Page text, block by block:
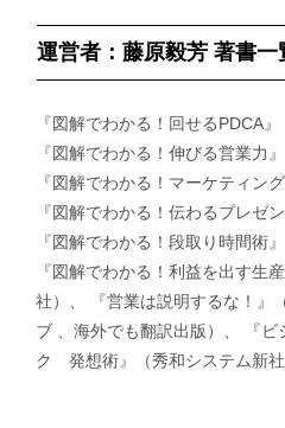
運営者：藤原毅芳 著書一
『図解でわかる！回せるPDCA
『図解でわかる！伸びる営業力
『図解でわかる！マーケティン
『図解でわかる！伝わるプレゼ
『図解でわかる！段取り時間術
『図解でわかる！利益を出す生
社）、 『営業は説明するな！』
ブ 、海外でも翻訳出版）、 『ビ
ク 発想術』（秀和システム新社